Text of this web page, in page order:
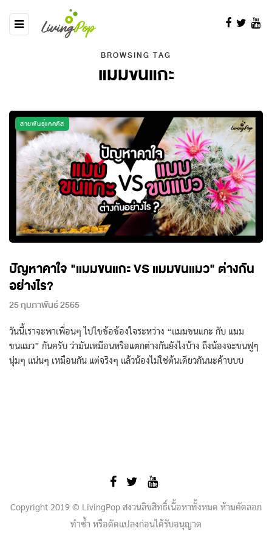
BROWSING TAG
แมมขนแกะ
สายพันธุ์แคคตัส
ปัญหาคาใจ "แมมขนแกะ VS แมมขนแมว" ต่างกัน
อย่างไร?
25 กุมภาพันธ์ 2565
วันนี้เราจะพาเพื่อนๆ ไปไขข้อข้องใจระหว่าง “แมมขนแกะ กับ แมม
ขนแมว” กันครับ ว่ามันเหมือนหรือแตกต่างกันยังไงบ้าง ถึงน้องจะขนฟูๆ
นุ่มๆ แน่นๆ เหมือนกัน แต่จริงๆ แล้วน้องไม่ใช่ต้นเดียวกันนะค้าบบบ
Copyright 2019 © LivingPop สงวนลิขสิทธิ์เนื้อหาทั้งหมด ห้ามคัดลอก
ทำซ้ำ หรือดัดแปลงก่อนได้รับอนุญาต